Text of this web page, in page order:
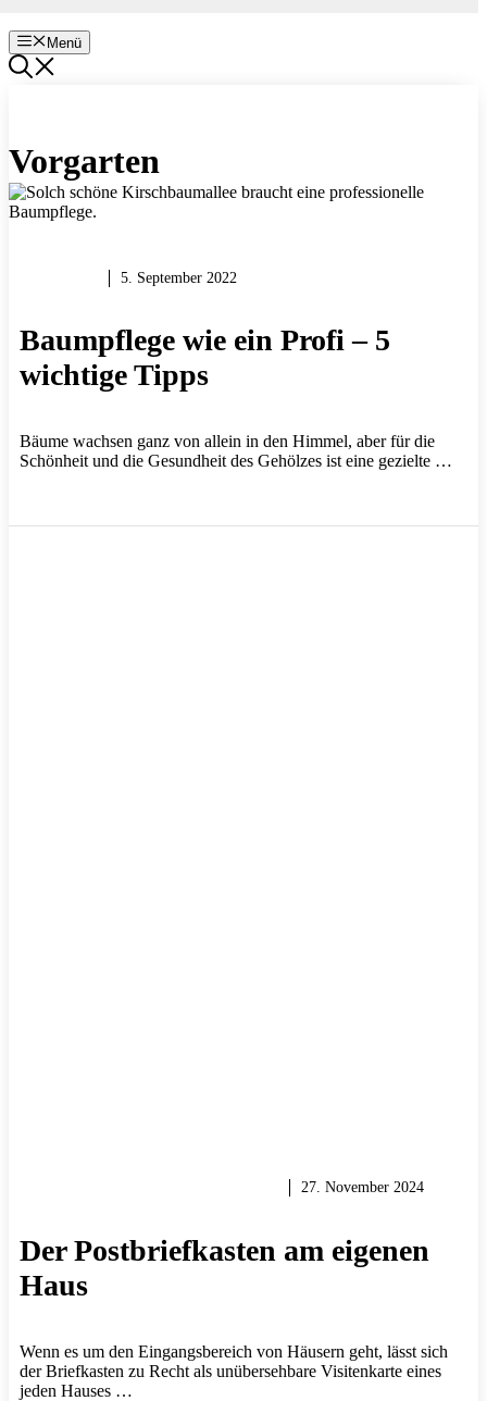
Menü
Vorgarten
5. September 2022
Baumpflege wie ein Profi – 5
wichtige Tipps
Bäume wachsen ganz von allein in den Himmel, aber für die
Schönheit und die Gesundheit des Gehölzes ist eine gezielte …
27. November 2024
Der Postbriefkasten am eigenen
Haus
Wenn es um den Eingangsbereich von Häusern geht, lässt sich
der Briefkasten zu Recht als unübersehbare Visitenkarte eines
jeden Hauses …